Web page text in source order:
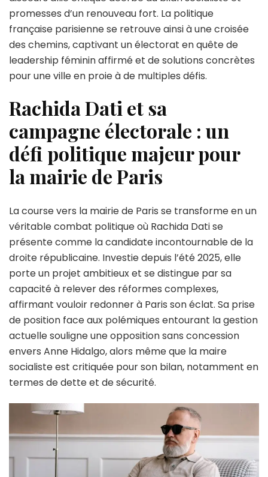
Paris.
Rien
ne
promesses d’un renouveau fort. La politique
française parisienne se retrouve ainsi à une croisée
des chemins, captivant un électorat en quête de
leadership féminin affirmé et de solutions concrètes
pour une ville en proie à de multiples défis.
Rachida Dati et sa
campagne électorale : un
défi politique majeur pour
la mairie de Paris
La course vers la mairie de Paris se transforme en un
véritable combat politique où Rachida Dati se
présente comme la candidate incontournable de la
droite républicaine. Investie depuis l’été 2025, elle
porte un projet ambitieux et se distingue par sa
capacité à relever des réformes complexes,
affirmant vouloir redonner à Paris son éclat. Sa prise
de position face aux polémiques entourant la gestion
actuelle souligne une opposition sans concession
envers Anne Hidalgo, alors même que la maire
socialiste est critiquée pour son bilan, notamment en
termes de dette et de sécurité.